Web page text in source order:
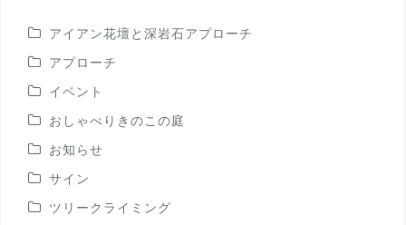
アイアン花壇と深岩石アプローチ
アプローチ
イベント
おしゃべりきのこの庭
お知らせ
サイン
ツリークライミング